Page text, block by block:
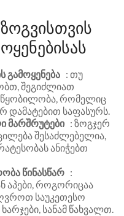
გამოყენება : თუ
შეგიძლიათ
რომელიც
დამატებით საფასურს.
მარშრუტები : ზოგჯერ
შესაძლებელია,
ანიჭებთ
წინასწარ :
აპები, როგორიცაა
საუკეთესო
სანამ წახვალთ.